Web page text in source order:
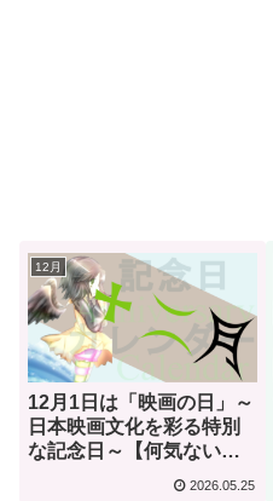
12月
12月1日は「映画の日」～
日本映画文化を彩る特別
な記念日～【何気ない今
2026.05.25